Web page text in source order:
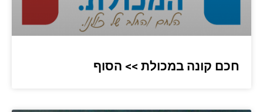
חכם קונה במכולת >> הסוף